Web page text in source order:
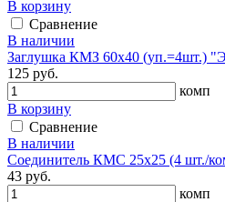
В корзину
Сравнение
В наличии
Заглушка КМЗ 60х40 (уп.=4шт.)
125 руб.
комп
В корзину
Сравнение
В наличии
Соединитель КМС 25х25 (4 шт./
43 руб.
комп